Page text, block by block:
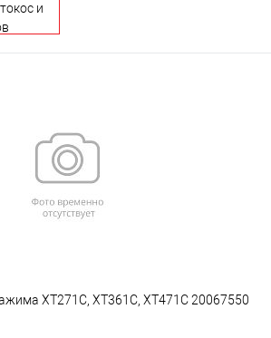
и
XT271C, XT361C, XT471C 20067550